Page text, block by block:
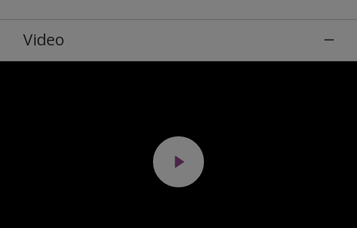
Video